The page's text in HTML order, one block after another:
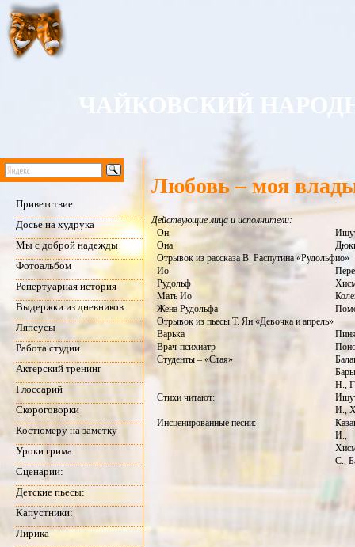
ЧАЙКОВСКИЙ
Приветствие
Досье на худрука
Мы с доброй надежды
Фотоальбом
Репертуарная история
Выдержки из дневников
Ляпсусы
Работа студии
Актерский тренинг
Глоссарий
Скороговорки
Костюмеру на заметку
Уроки грима
Сценарии:
Детские пьесы:
Капустники:
Лирика
Любовь – моя
Действующие лица и исполнители:
Он
Она
Отрывок из рассказа В. Распутина «Рудольфио»
Ио
Рудольф
Мать Ио
Жена Рудольфа
Отрывок из пьесы Т. Ян «Девочка и апрель»
Варька
Врач-психиатр
Студенты – «Стая»
Н.,
Стихи читают:
И.,
Инсценированные песни:
И.,
С.,